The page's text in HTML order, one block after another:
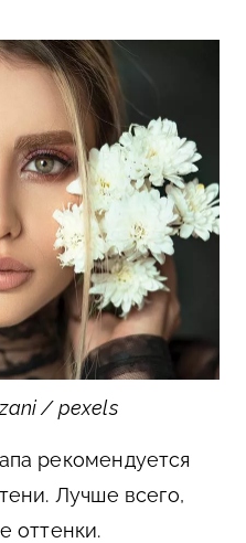
/ pexels
рекомендуется
Лучше всего,
оттенки.